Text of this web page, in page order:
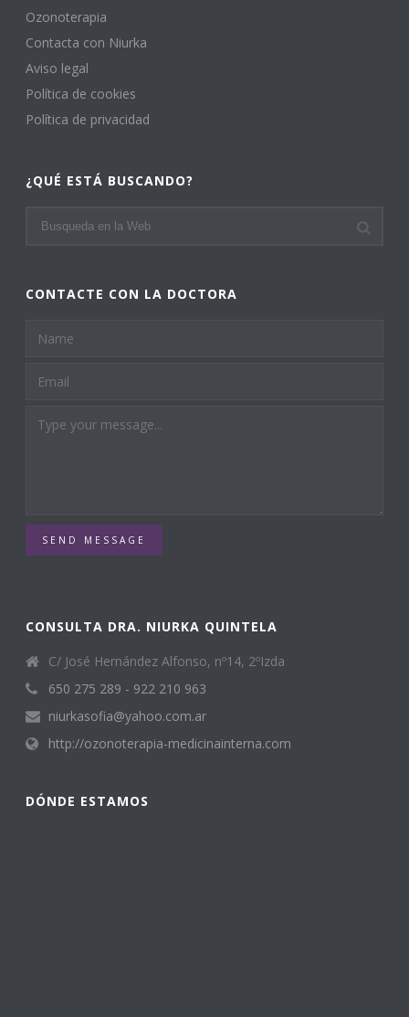
Ozonoterapia
Contacta con Niurka
Aviso legal
Política de cookies
Política de privacidad
¿QUÉ ESTÁ BUSCANDO?
CONTACTE CON LA DOCTORA
SEND MESSAGE
CONSULTA DRA. NIURKA QUINTELA
C/ José Hernández Alfonso, nº14, 2ºIzda
650 275 289 - 922 210 963
niurkasofia@yahoo.com.ar
http://ozonoterapia-medicinainterna.com
DÓNDE ESTAMOS